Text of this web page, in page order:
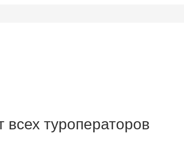
туроператоров